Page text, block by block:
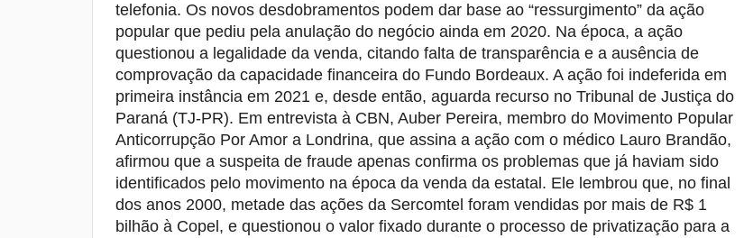
telefonia. Os novos desdobramentos podem dar base ao “ressurgimento” da ação
popular que pediu pela anulação do negócio ainda em 2020. Na época, a ação
questionou a legalidade da venda, citando falta de transparência e a ausência de
comprovação da capacidade financeira do Fundo Bordeaux. A ação foi indeferida em
primeira instância em 2021 e, desde então, aguarda recurso no Tribunal de Justiça do
Paraná (TJ-PR). Em entrevista à CBN, Auber Pereira, membro do Movimento Popular
Anticorrupção Por Amor a Londrina, que assina a ação com o médico Lauro Brandão,
afirmou que a suspeita de fraude apenas confirma os problemas que já haviam sido
identificados pelo movimento na época da venda da estatal. Ele lembrou que, no final
dos anos 2000, metade das ações da Sercomtel foram vendidas por mais de R$ 1
bilhão à Copel, e questionou o valor fixado durante o processo de privatização para a